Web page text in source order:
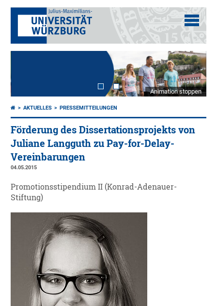
Animation stoppen
AKTUELLES PRESSEMITTEILUNGEN
Förderung des Dissertationsprojekts von
Juliane Langguth zu Pay-for-Delay-
Vereinbarungen
04.05.2015
Promotionsstipendium II (Konrad-Adenauer-
Stiftung)